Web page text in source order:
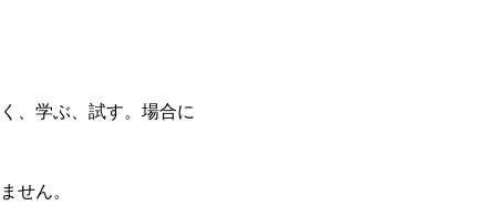
、学ぶ、試す。場合に
せん。